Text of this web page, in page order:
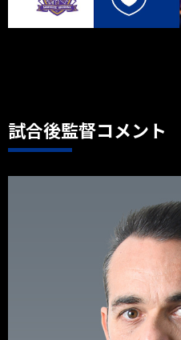
試合後監督コメント